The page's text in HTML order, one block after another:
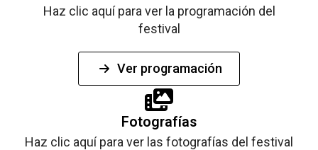
Haz clic aquí para ver la programación del
festival
Ver programación
Fotografías
Haz clic aquí para ver las fotografías del festival